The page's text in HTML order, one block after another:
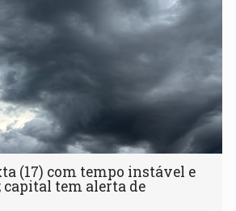
(17) com tempo instável e
capital tem alerta de